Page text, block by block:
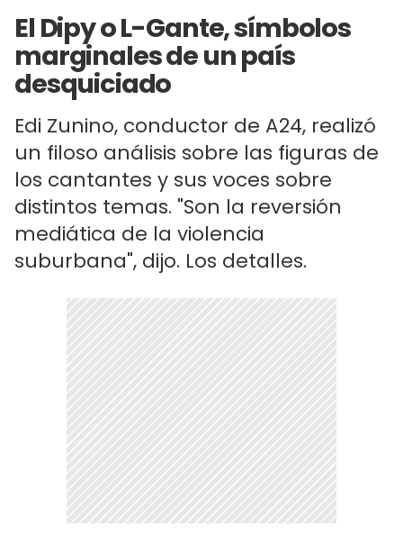
El Dipy o L-Gante, símbolos
marginales de un país
desquiciado
Edi Zunino, conductor de A24, realizó
un filoso análisis sobre las figuras de
los cantantes y sus voces sobre
distintos temas. "Son la reversión
mediática de la violencia
suburbana", dijo. Los detalles.